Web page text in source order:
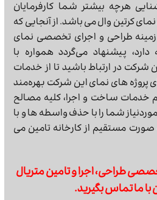
هرچه بیشتر شما کارفرمایان
کرتین وال می باشد. از آنجایی که
طراحی و اجرای تخصصی نمای
دارد، پیشنهاد می‌گردد همواره با
در ارتباط باشید تا از خدمات
پروژه های نمای این شرکت بهره‌مند
خدمات ساخت و اجرا، کلیه مصالح
شما را با حذف واسطه ها و با
مستقیم از کارخانه تامین می
طراحی، اجرا و تامین متریال
با ما تماس بگیرید.